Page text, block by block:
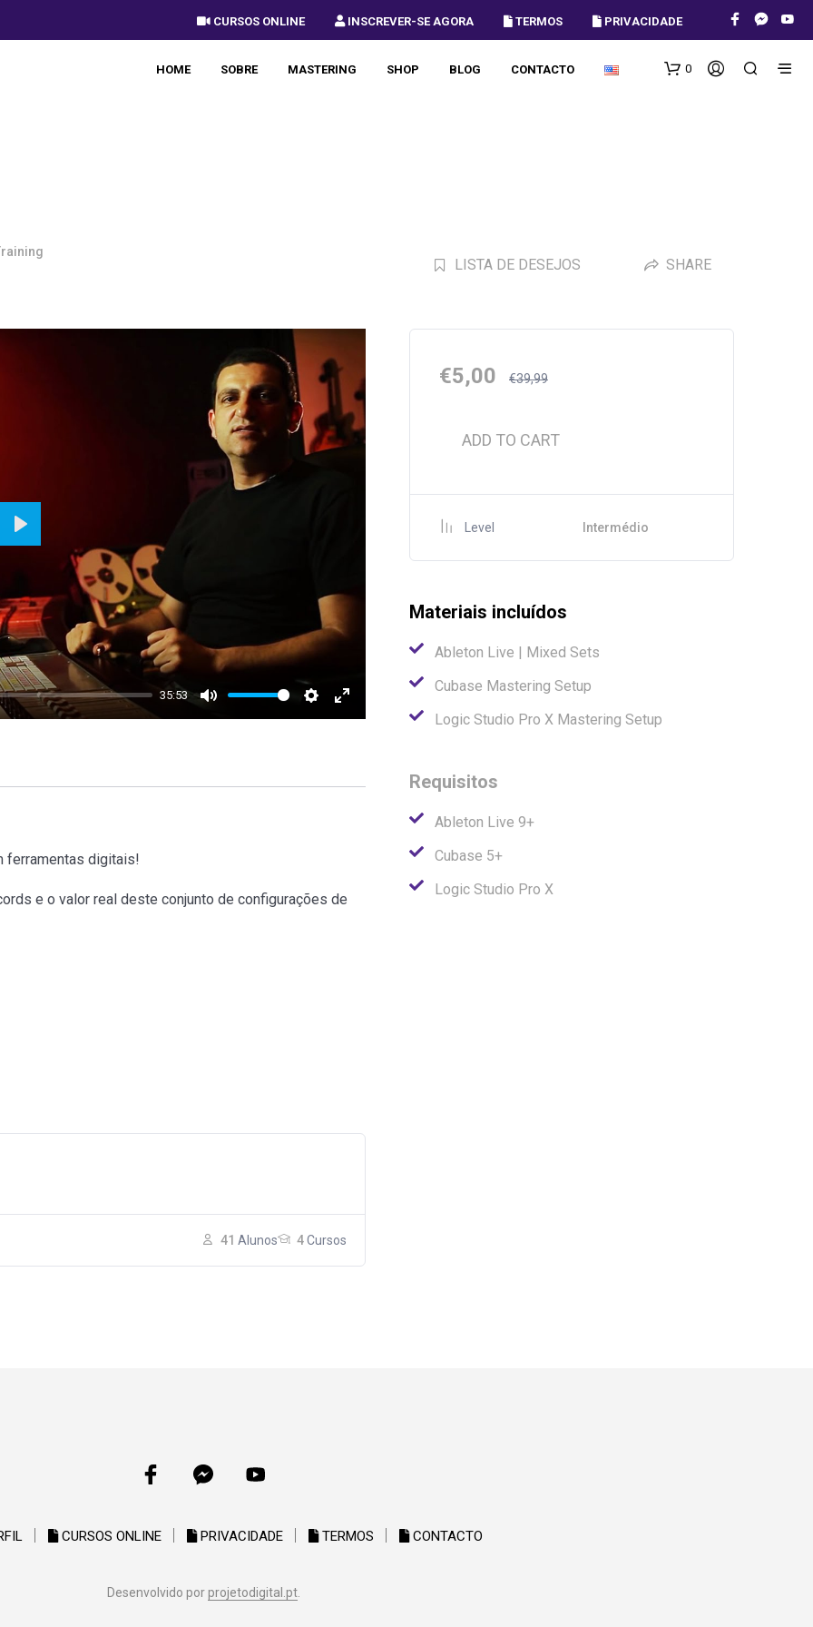
CURSOS ONLINE INSCREVER-SE AGORA TERMOS PRIVACIDADE
HOME SOBRE MASTERING SHOP BLOG CONTACTO 0
LISTA DE DESEJOS SHARE
35:53
M
E
S
T
E
E
P
A
Y
ferramentas digitais!
e o valor real deste conjunto de configurações de
41 Alunos 4Cursos
€5,00 €39,99
ADD TO CART
Level Intermédio
Materiais incluídos
Ableton Live | Mixed Sets
Cubase Mastering Setup
Logic Studio Pro X Mastering Setup
Requisitos
Ableton Live 9+
Cubase 5+
Logic Studio Pro X
CURSOS ONLINE PRIVACIDADE TERMOS CONTACTO
Desenvolvido porprojetodigital.pt.